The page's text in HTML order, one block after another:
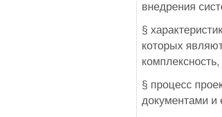
внедрения
§
которых
§ процесс
документами и